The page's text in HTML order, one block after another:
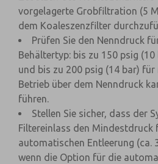
vorgelagerte Grobfiltration (5
dem Koaleszenzfilter
Prüfen Sie den Nenndruck
Behältertyp: bis zu 150 psig
und bis zu 200 psig (14 bar) für
Betrieb über dem Nenndruck
führen.
Stellen Sie sicher, dass der
Filtereinlass den Mindestdruck
automatischen Entleerung (ca.
wenn die Option für die